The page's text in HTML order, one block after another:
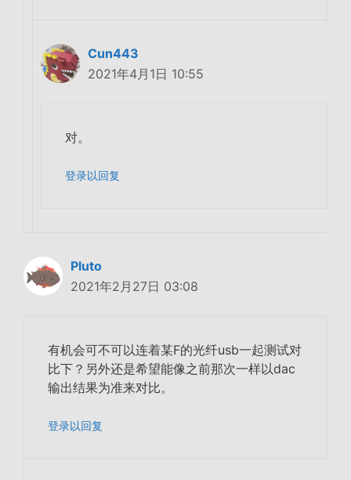
Cun443
2021年4月1日 10:55
对。
登录以回复
Pluto
2021年2月27日 03:08
有机会可不可以连着某F的光纤usb一起测试对
比下？另外还是希望能像之前那次一样以dac
输出结果为准来对比。
登录以回复